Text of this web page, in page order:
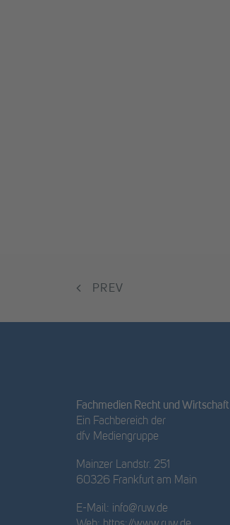
PREV
Fachmedien Recht und Wirtschaft
Ein Fachbereich der
dfv Mediengruppe
Mainzer Landstr. 251
60326 Frankfurt am Main
E-Mail: info@ruw.de